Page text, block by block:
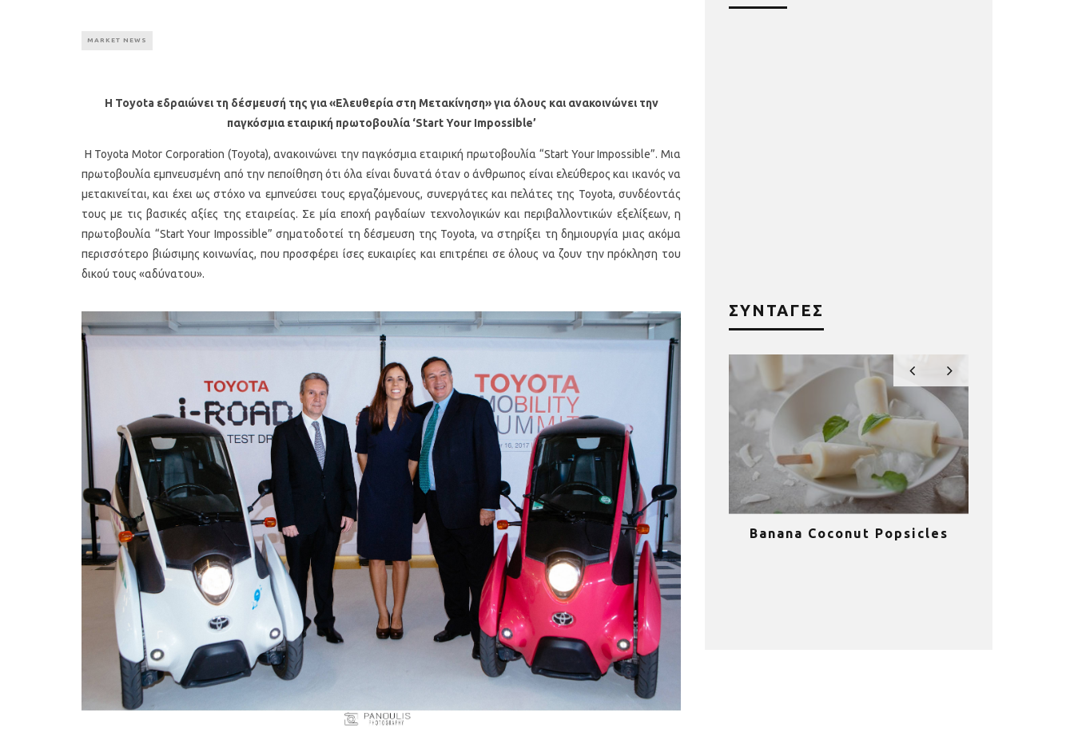
MARKET NEWS
Η Toyota εδραιώνει τη δέσμευσή της για «Ελευθερία στη Μετακίνηση» για όλους και ανακοινώνει την
παγκόσμια εταιρική πρωτοβουλία ‘Start Your Impossible’
Η Toyota Motor Corporation (Toyota), ανακοινώνει την παγκόσμια εταιρική πρωτοβουλία “Start Your Impossible”. Μια
πρωτοβουλία εμπνευσμένη από την πεποίθηση ότι όλα είναι δυνατά όταν ο άνθρωπος είναι ελεύθερος και ικανός να
μετακινείται, και έχει ως στόχο να εμπνεύσει τους εργαζόμενους, συνεργάτες και πελάτες της Toyota, συνδέοντάς
τους με τις βασικές αξίες της εταιρείας. Σε μία εποχή ραγδαίων τεχνολογικών και περιβαλλοντικών εξελίξεων, η
πρωτοβουλία “Start Your Impossible” σηματοδοτεί τη δέσμευση της Toyota, να στηρίξει τη δημιουργία μιας ακόμα
περισσότερο βιώσιμης κοινωνίας, που προσφέρει ίσες ευκαιρίες και επιτρέπει σε όλους να ζουν την πρόκληση του
δικού τους «αδύνατου».
ΣΥΝΤΑΓΕΣ
Υγιεινό κέικ λεμονιού με
παπαρουνόσπορο και μύρτιλα
Οι 4 πιο λαχταριστές βελουτέ
σούπες για τον χειμώνα
5 γρήγορα και υγιεινά σνακ Banana Coconut Popsicles